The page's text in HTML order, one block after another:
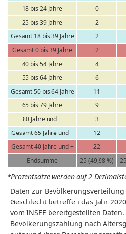
18 bis 24 Jahre
0
25 bis 39 Jahre
2
Gesamt 18 bis 39 Jahre
2
Gesamt 0 bis 39 Jahre
2
40 bis 54 Jahre
4
55 bis 64 Jahre
6
Gesamt 50 bis 64 Jahre
11
65 bis 79 Jahre
9
80 Jahre und +
3
Gesamt 65 Jahre und +
12
Gesamt 40 Jahre und +
22
Endsumme
25 (49,98 %)
*Prozentsätze werden auf 2
Daten zur
Geschlecht betreffen das Jahr
vom INSEE bereitgestellten Daten.
Bevölkerungszählung nach